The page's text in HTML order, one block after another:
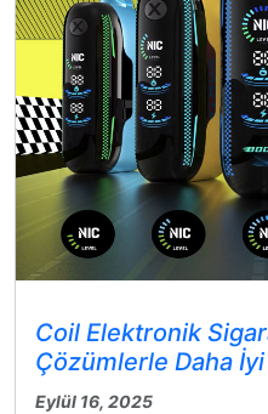
Coil Elektronik
Çözümlerle Daha
Eylül 16, 2025